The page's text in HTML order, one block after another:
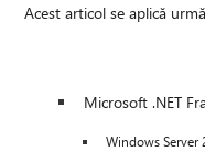
Acest articol se aplică
Microsoft .NET
Windows Server